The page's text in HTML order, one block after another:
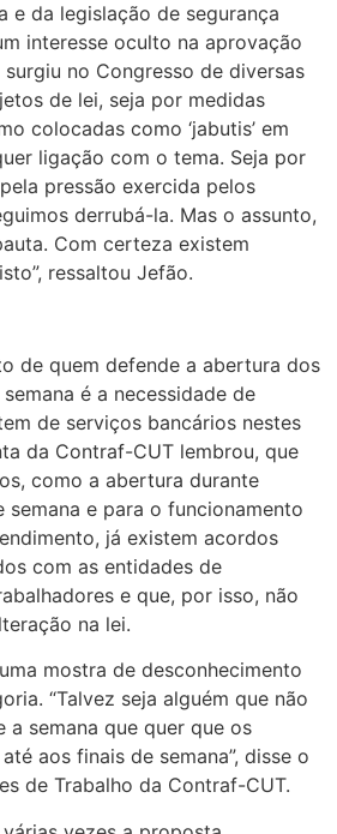
e da legislação de segurança
interesse oculto na aprovação
surgiu no Congresso de diversas
de lei, seja por medidas
colocadas como ‘jabutis’ em
ligação com o tema. Seja por
pressão exercida pelos
derrubá-la. Mas o assunto,
Com certeza existem
ressaltou Jefão.
de quem defende a abertura dos
é a necessidade de
de serviços bancários nestes
da Contraf-CUT lembrou, que
como a abertura durante
semana e para o funcionamento
já existem acordos
com as entidades de
e que, por isso, não
na lei.
mostra de desconhecimento
“Talvez seja alguém que não
a semana que quer que os
aos finais de semana”, disse o
de Trabalho da Contraf-CUT.